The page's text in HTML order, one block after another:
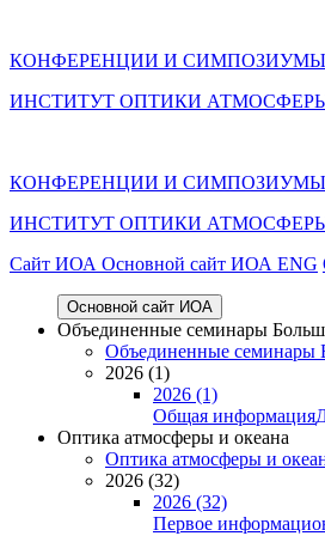
КОНФЕРЕНЦИИ И СИМПОЗИУМЫ
ИНСТИТУТ ОПТИКИ АТМОСФЕРЫ
КОНФЕРЕНЦИИ И СИМПОЗИУМЫ
ИНСТИТУТ ОПТИКИ
Cайт ИОА Основной сайт ИОА ENG
Основной сайт ИОА
Объединенные семинары
Объединенные семинары
2026 (1)
2026 (1)
Общая информация
Оптика атмосферы и океана
Оптика атмосферы и
2026 (32)
2026 (32)
Первое